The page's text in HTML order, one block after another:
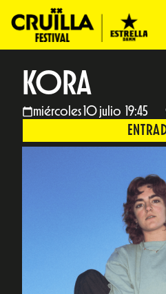
KORA
miércoles 10 julio 19:45